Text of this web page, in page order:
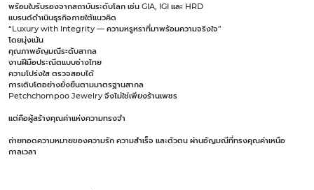
พร้อมใบรับรองจากสถาบันระดับโลก เช่น GIA, IGI และ HRD
แบรนด์ดำเนินธุรกิจภายใต้แนวคิด
“Luxury with Integrity — ความหรูหราที่มาพร้อมความจริงใจ”
โดยมุ่งเน้น
คุณภาพอัญมณีระดับสากล
งานฝีมือประณีตแบบช่างไทย
ความโปร่งใส ตรวจสอบได้
การเติบโตอย่างยั่งยืนตามมาตรฐานสากล
Petchchompoo Jewelry จึงไม่ใช่เพียงร้านเพชร
แต่คือผู้สร้างคุณค่าแห่งความทรงจำ
ถ่ายทอดความหมายของความรัก ความสำเร็จ และตัวตน ผ่านอัญมณีที่ทรงคุณค่าเหนือ
กาลเวลา